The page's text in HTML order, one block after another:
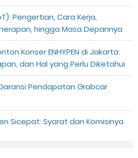
Pengertian, Cara Kerja,
hingga Masa Depannya
Konser ENHYPEN di Jakarta:
dan Hal yang Perlu Diketahui
Pendapatan Grabcar
Sicepat: Syarat dan Komisinya